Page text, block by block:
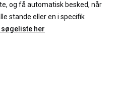
og få automatisk besked, når
stande eller en i specifik
her